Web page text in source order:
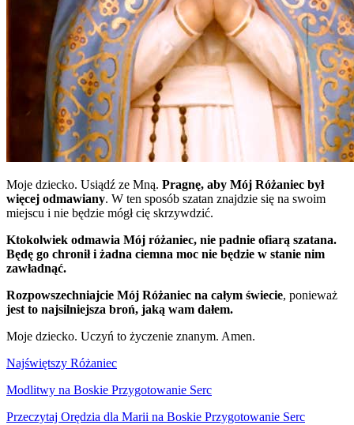
Moje dziecko. Usiądź ze Mną. Pragnę, aby Mój Różaniec był
więcej odmawiany. W ten sposób szatan znajdzie się na swoim
miejscu i nie będzie mógł cię skrzywdzić.
Ktokolwiek odmawia Mój różaniec, nie padnie ofiarą szatana.
Będę go chronił i żadna ciemna moc nie będzie w stanie nim
zawładnąć.
Rozpowszechniajcie Mój Różaniec na całym świecie, ponieważ
jest to najsilniejsza broń, jaką wam dałem.
Moje dziecko. Uczyń to życzenie znanym. Amen.
Najświętszy Różaniec
Modlitwy na Boskie Przygotowanie Serc
Przeczytaj Orędzia dla Marii na Boskie Przygotowanie Serc